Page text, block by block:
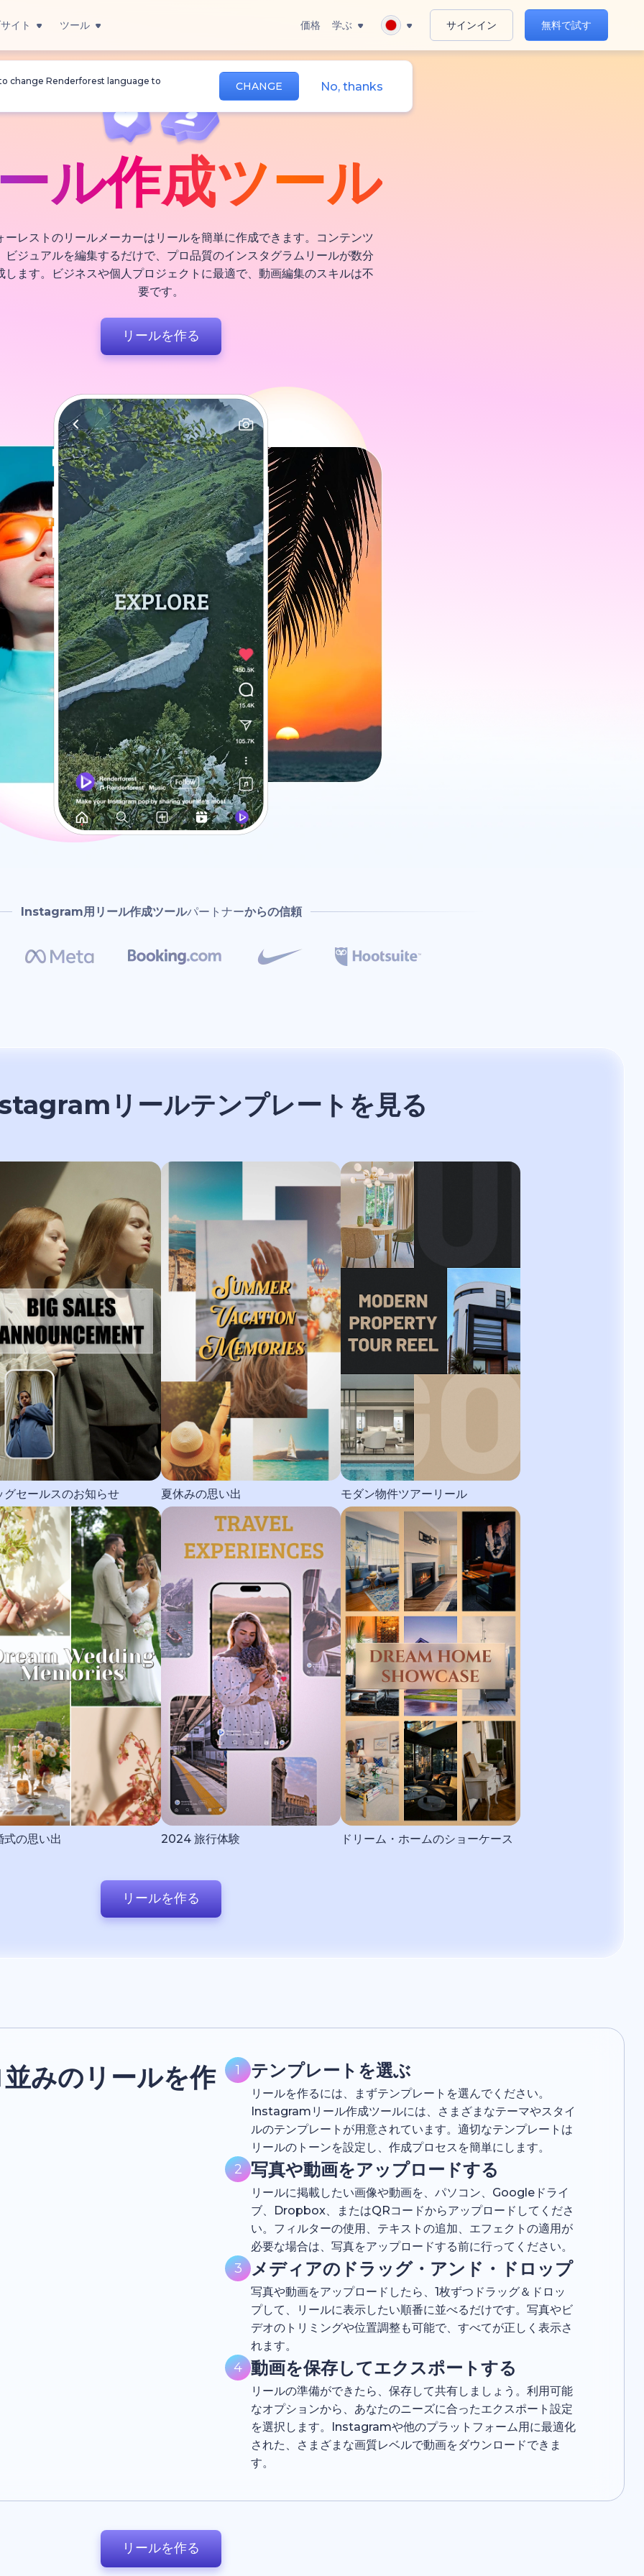
イト ツール 価格 学ぶ サインイン 無料で試す
change Renderforest language to CHANGE No, thanks
ル作成ツール
ーレストのリールメーカーはリールを簡単に作成できます。コンテンツ
ビジュアルを編集するだけで、プロ品質のインスタグラムリールが数分
します。ビジネスや個人プロジェクトに最適で、動画編集のスキルは不
要です。
リールを作る
Instagram用リール作成ツールパートナーからの信頼
リールテンプレートを見る
グセールスのお知らせ 夏休みの思い出 モダン物件ツアーリール
式の思い出 2024 旅行体験 ドリーム・ホームのショーケース
リールを作る
みのリールを作 1 テンプレートを選ぶ
リールを作るには、まずテンプレートを選んでください。
Instagramリール作成ツールには、さまざまなテーマやスタイ
ルのテンプレートが用意されています。適切なテンプレートは
リールのトーンを設定し、作成プロセスを簡単にします。
2 写真や動画をアップロードする
リールに掲載したい画像や動画を、パソコン、Googleドライ
ブ、Dropbox、またはQRコードからアップロードしてくださ
い。フィルターの使用、テキストの追加、エフェクトの適用が
必要な場合は、写真をアップロードする前に行ってください。
3 メディアのドラッグ・アンド・ドロップ
写真や動画をアップロードしたら、1枚ずつドラッグ＆ドロッ
プして、リールに表示したい順番に並べるだけです。写真やビ
デオのトリミングや位置調整も可能で、すべてが正しく表示さ
れます。
4 動画を保存してエクスポートする
リールの準備ができたら、保存して共有しましょう。利用可能
なオプションから、あなたのニーズに合ったエクスポート設定
を選択します。Instagramや他のプラットフォーム用に最適化
された、さまざまな画質レベルで動画をダウンロードできま
す。
リールを作る